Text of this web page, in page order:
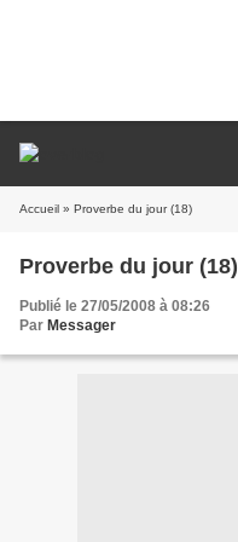
Accueil » Proverbe du jour (18)
Proverbe du jour (18)
Publié le 27/05/2008 à 08:26
Par Messager